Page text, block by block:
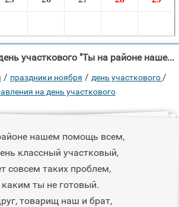
Поздравления на день участкового "Ты на районе нашем помощь всем, Ты очень классный участковый, И нет совсем таких "
/ праздники ноября / день участкового/
на день участкового
нашем помощь всем,
классный участковый,
совсем таких проблем,
каким ты не готовый.
товарищ наш и брат,